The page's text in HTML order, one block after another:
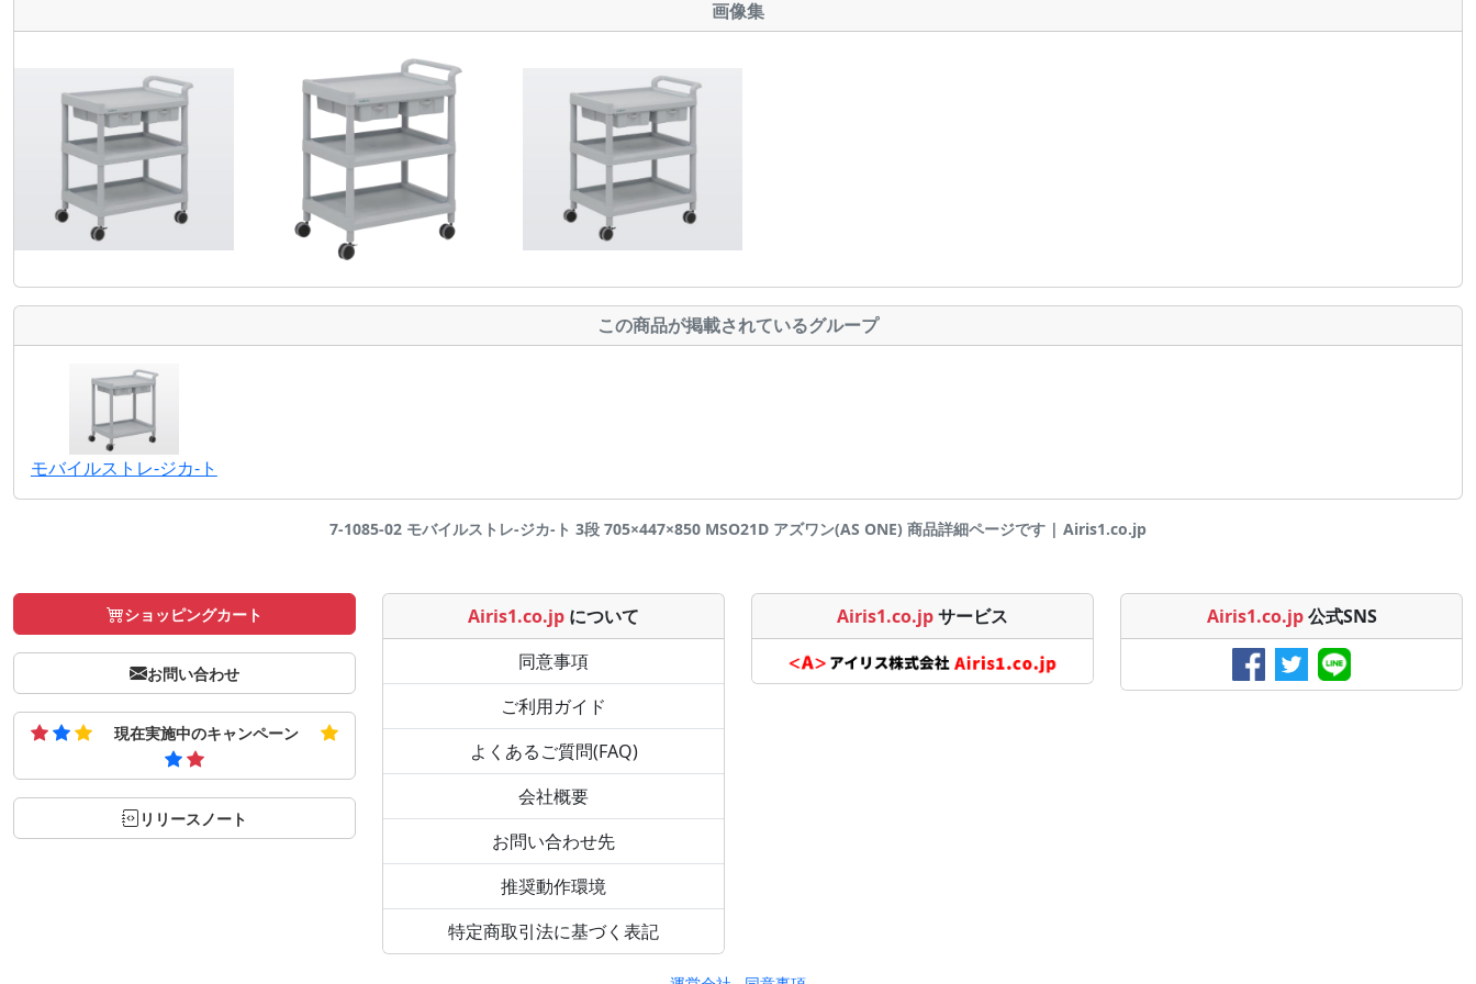
画像集
この商品が掲載されているグループ
モバイルストレ-ジカ-ト
7-1085-02 モバイルストレ-ジカ-ト 3段 705×447×850 MSO21D アズワン(AS ONE) 商品詳細ページです | Airis1.co.jp
ショッピングカート
お問い合わせ
現在実施中のキャンペーン
リリースノート
Airis1.co.jp について
同意事項
ご利用ガイド
よくあるご質問(FAQ)
会社概要
お問い合わせ先
推奨動作環境
特定商取引法に基づく表記
Airis1.co.jpサービス Airis1.co.jp 公式SNS